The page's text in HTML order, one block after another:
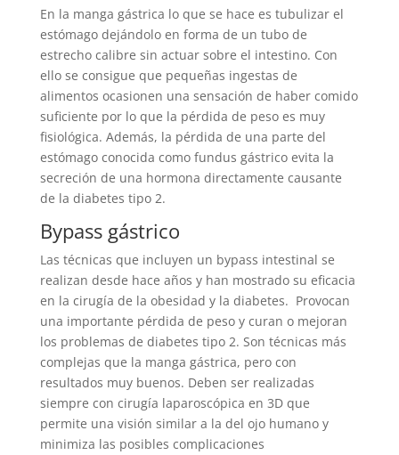
En la manga gástrica lo que se hace es tubulizar el
estómago dejándolo en forma de un tubo de
estrecho calibre sin actuar sobre el intestino. Con
ello se consigue que pequeñas ingestas de
alimentos ocasionen una sensación de haber comido
suficiente por lo que la pérdida de peso es muy
fisiológica. Además, la pérdida de una parte del
estómago conocida como fundus gástrico evita la
secreción de una hormona directamente causante
de la diabetes tipo 2.
Bypass gástrico
Las técnicas que incluyen un bypass intestinal se
realizan desde hace años y han mostrado su eficacia
en la cirugía de la obesidad y la diabetes. Provocan
una importante pérdida de peso y curan o mejoran
los problemas de diabetes tipo 2. Son técnicas más
complejas que la manga gástrica, pero con
resultados muy buenos. Deben ser realizadas
siempre con cirugía laparoscópica en 3D que
permite una visión similar a la del ojo humano y
minimiza las posibles complicaciones